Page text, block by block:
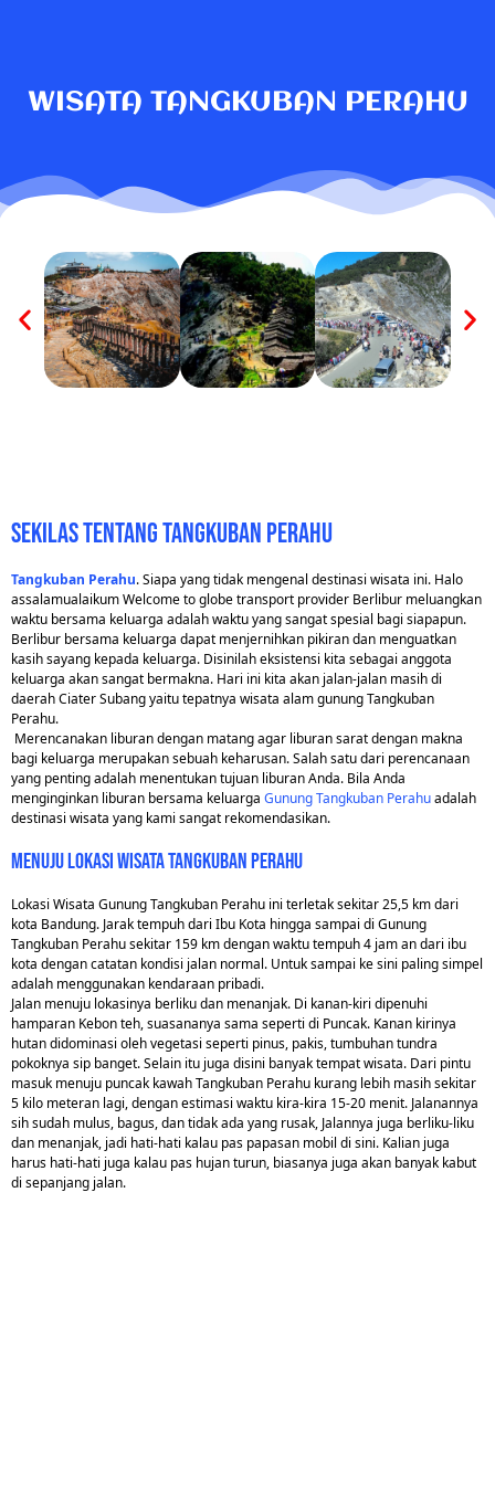
WISATA TANGKUBAN PERAHU
sekilas tentang tangkuban perahu
Tangkuban Perahu. Siapa yang tidak mengenal destinasi wisata ini. Halo
assalamualaikum Welcome to globe transport provider Berlibur meluangkan
waktu bersama keluarga adalah waktu yang sangat spesial bagi siapapun.
Berlibur bersama keluarga dapat menjernihkan pikiran dan menguatkan
kasih sayang kepada keluarga. Disinilah eksistensi kita sebagai anggota
keluarga akan sangat bermakna. Hari ini kita akan jalan-jalan masih di
daerah Ciater Subang yaitu tepatnya wisata alam gunung Tangkuban
Perahu.
Merencanakan liburan dengan matang agar liburan sarat dengan makna
bagi keluarga merupakan sebuah keharusan. Salah satu dari perencanaan
yang penting adalah menentukan tujuan liburan Anda. Bila Anda
menginginkan liburan bersama keluarga Gunung Tangkuban Perahuadalah
destinasi wisata yang kami sangat rekomendasikan.
menuju lokasi wisata tangkuban perahu
Lokasi Wisata Gunung Tangkuban Perahu ini terletak sekitar 25,5 km dari
kota Bandung. Jarak tempuh dari Ibu Kota hingga sampai di Gunung
Tangkuban Perahu sekitar 159 km dengan waktu tempuh 4 jam an dari ibu
kota dengan catatan kondisi jalan normal. Untuk sampai ke sini paling simpel
adalah menggunakan kendaraan pribadi.
Jalan menuju lokasinya berliku dan menanjak. Di kanan-kiri dipenuhi
hamparan Kebon teh, suasananya sama seperti di Puncak. Kanan kirinya
hutan didominasi oleh vegetasi seperti pinus, pakis, tumbuhan tundra
pokoknya sip banget. Selain itu juga disini banyak tempat wisata. Dari pintu
masuk menuju puncak kawah Tangkuban Perahu kurang lebih masih sekitar
5 kilo meteran lagi, dengan estimasi waktu kira-kira 15-20 menit. Jalanannya
sih sudah mulus, bagus, dan tidak ada yang rusak, Jalannya juga berliku-liku
dan menanjak, jadi hati-hati kalau pas papasan mobil di sini. Kalian juga
harus hati-hati juga kalau pas hujan turun, biasanya juga akan banyak kabut
di sepanjang jalan.